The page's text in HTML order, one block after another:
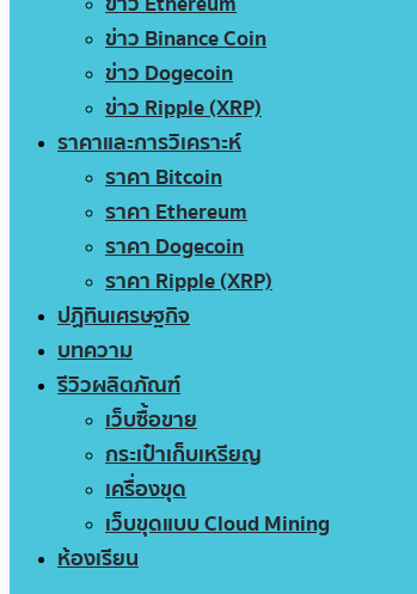
ข่าว Binance Coin
ข่าว Dogecoin
ข่าว Ripple (XRP)
ราคาและการวิเคราะห์
ราคา Bitcoin
ราคา Ethereum
ราคา Dogecoin
ราคา Ripple (XRP)
ปฏิทินเศรษฐกิจ
บทความ
รีวิวผลิตภัณฑ์
เว็บซื้อขาย
กระเป๋าเก็บเหรียญ
เครื่องขุด
เว็บขุดแบบ Cloud Mining
ห้องเรียน